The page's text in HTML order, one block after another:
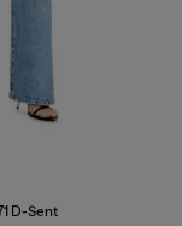
D-Sent